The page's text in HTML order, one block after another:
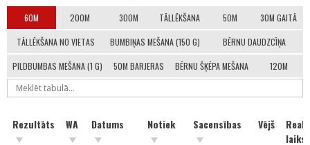
60M 200M 300M TĀLLĒKŠANA 50M 30M GAITĀ
TĀLLĒKŠANA NO VIETAS BUMBIŅAS MEŠANA (150 G) BĒRNU DAUDZCĪŅA
PILDBUMBAS MEŠANA (1 G) 50M BARJERAS BĒRNU ŠĶĒPA MEŠANA 120M
Rezultāts WA Datums Notiek Sacensības Vējš
laiks